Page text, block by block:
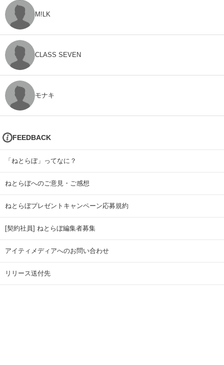
M!LK
CLASS SEVEN
モナキ
FEEDBACK
「ねとらぼ」ってなに？
ねとらぼへのご意見・ご感想
ねとらぼプレゼントキャンペーン応募規約
[契約社員] ねとらぼ編集者募集
アイティメディアへのお問い合わせ
リリース送付先